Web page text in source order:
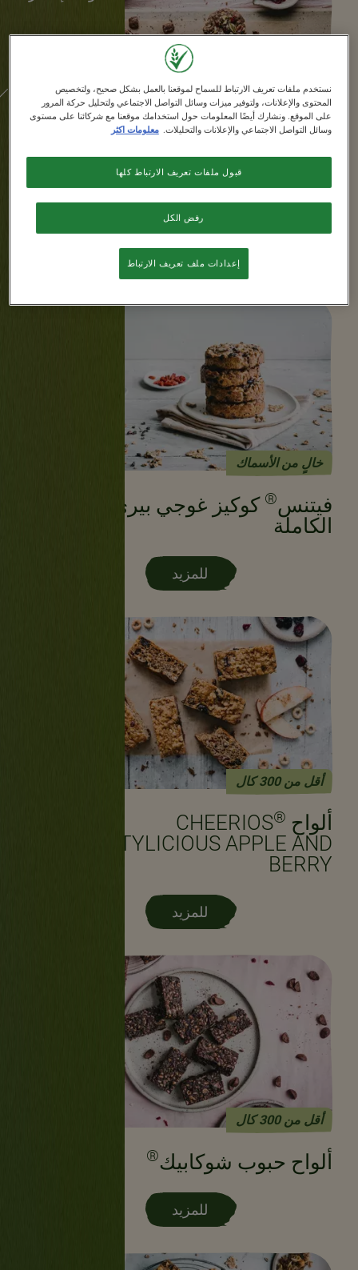
وعودنا
شوكابيك بسكويت الحبوب الكاملة
بالفواكه والمكسرات
للمزيد
خالٍ من الأسماك
فيتنس® كوكيز غوجي بيري الحبوب
الكاملة
للمزيد
أقل من 300 كال
ألواح CHEERIOS ®
FRUITYLICIOUS APPLE AND
BERRY
للمزيد
أقل من 300 كال
ألواح حبوب شوكابيك®
للمزيد
نستخدم ملفات تعريف الارتباط للسماح لموقعنا بالعمل بشكل صحيح، ولتخصيص
المحتوى والإعلانات، ولتوفير ميزات وسائل التواصل الاجتماعي ولتحليل حركة المرور
على الموقع. ونشارك أيضًا المعلومات حول استخدامك موقعنا مع شركائنا على مستوى
وسائل التواصل الاجتماعي والإعلانات والتحليلات. معلومات اكثر
رفض الكل
قبول ملفات تعريف الارتباط كلها
إعدادات ملف تعريف الارتباط